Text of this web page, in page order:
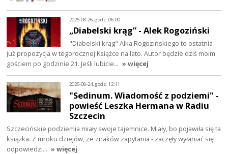
2025-08-26, godz. 06:00
„Diabelski krąg” - Alek Rogoziński
"Diabelski krąg" Alka Rogozińskiego to ostatnia
już propozycja w tegorocznej Książce na lato. Autor będzie dziś moim
gościem po godzinie 21. Jeśli lubicie… » więcej
2025-08-24, godz. 12:11
"Sedinum. Wiadomość z podziemi" -
powieść Leszka Hermana w Radiu
Szczecin
Szczecińskie podziemia miały swoje tajemnice. Miały, bo pojawiła się ta
książka. Z mroku dziejów, ze znaków zapytania - zaczęły wyłaniać się
odpowiedzi… » więcej